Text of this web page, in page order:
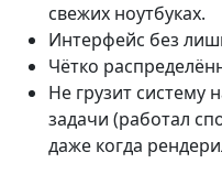
свежих ноутбуках.
Интерфейс без
Чётко
Не грузит систему
задачи (работал
даже когда